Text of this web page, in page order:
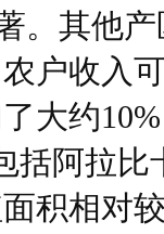
。其他
户收入
大约
括阿拉
积相对